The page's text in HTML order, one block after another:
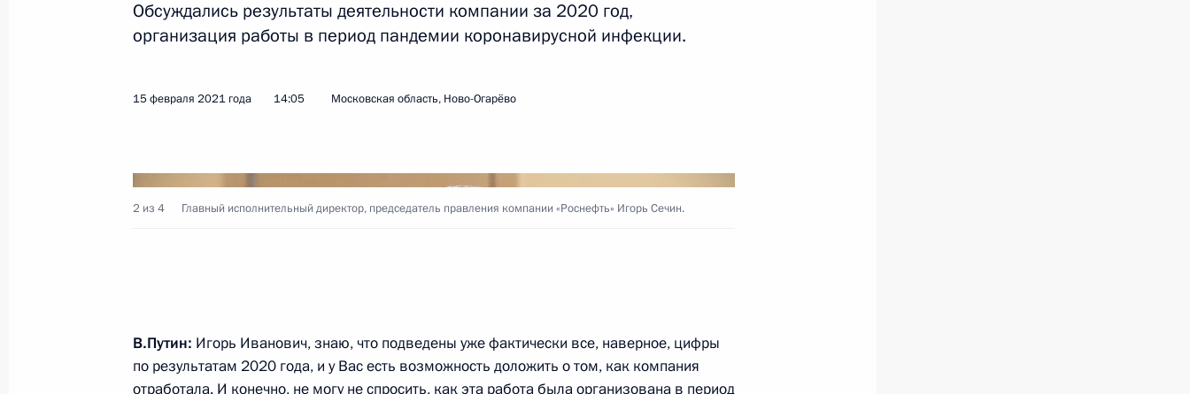
20 февраля 2021 года, 10:00 Москва, Кремль
Обсуждались результаты деятельности компании за 2020 год,
организация работы в период пандемии коронавирусной инфекции.
15 февраля 2021 года 14:05 Московская область, Ново-Огарёво
2 из 4 Главный исполнительный директор, председатель правления компании «Роснефть» Игорь Сечин.
В.Путин: Игорь Иванович, знаю, что подведены уже фактически все, наверное, цифры
по результатам 2020 года, и у Вас есть возможность доложить о том, как компания
отработала. И конечно, не могу не спросить, как эта работа была организована в период